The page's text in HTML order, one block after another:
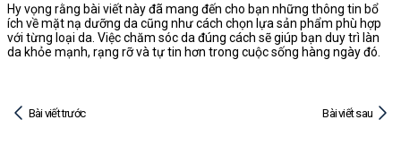
Hy vọng rằng bài viết này đã mang đến cho bạn những thông tin bổ
ích về mặt nạ dưỡng da cũng như cách chọn lựa sản phẩm phù hợp
với từng loại da. Việc chăm sóc da đúng cách sẽ giúp bạn duy trì làn
da khỏe mạnh, rạng rỡ và tự tin hơn trong cuộc sống hàng ngày đó.
Bài viết trước Bài viết sau